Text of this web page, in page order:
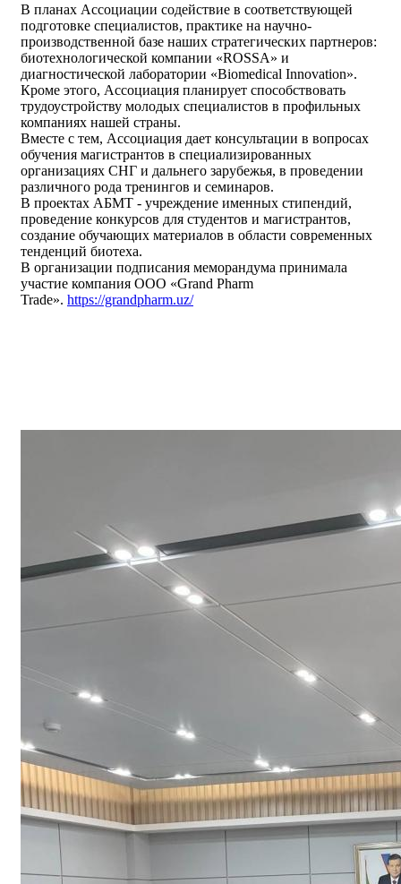
В планах Ассоциации содействие в соответствующей
подготовке специалистов, практике на научно-
производственной базе наших стратегических партнеров:
биотехнологической компании «ROSSA» и
диагностической лаборатории «Biomedical Innovation».
Кроме этого, Ассоциация планирует способствовать
трудоустройству молодых специалистов в профильных
компаниях нашей страны.
Вместе с тем, Ассоциация дает консультации в вопросах
обучения магистрантов в специализированных
организациях СНГ и дальнего зарубежья, в проведении
различного рода тренингов и семинаров.
В проектах АБМТ - учреждение именных стипендий,
проведение конкурсов для студентов и магистрантов,
создание обучающих материалов в области современных
тенденций биотеха.
В организации подписания меморандума принимала
участие компания ООО «Grand Pharm
Trade». https://grandpharm.uz/